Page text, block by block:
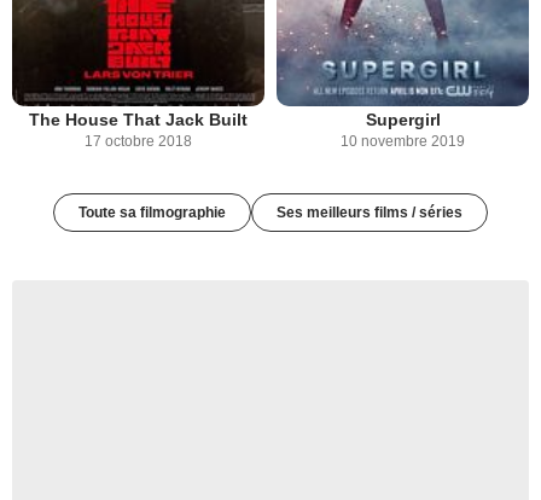
The House That Jack Built
17 octobre 2018
Supergirl
10 novembre 2019
Toute sa filmographie Ses meilleurs films / séries